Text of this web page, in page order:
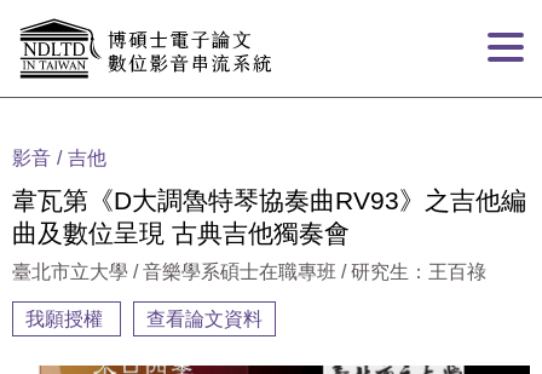
影音 吉他
韋瓦第《D大調魯特琴協奏曲RV93》之吉他編
曲及數位呈現 古典吉他獨奏會
臺北市立大學 / 音樂學系碩士在職專班 / 研究生：王百祿
我願授權 查看論文資料